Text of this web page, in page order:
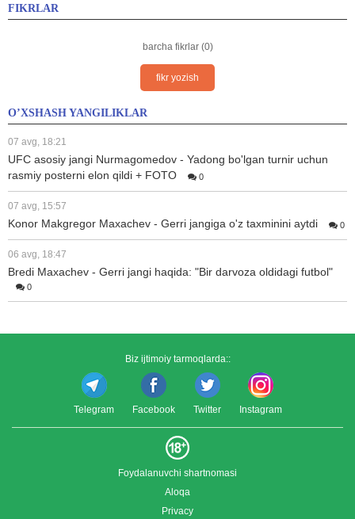
FIKRLAR
barcha fikrlar (0)
fikr yozish
O’XSHASH YANGILIKLAR
07 avg, 18:21
UFC asosiy jangi Nurmagomedov - Yadong bo'lgan turnir uchun
rasmiy posterni elon qildi + FOTO
0
07 avg, 15:57
Konor Makgregor Maxachev - Gerri jangiga o'z taxminini aytdi 0
06 avg, 18:47
Bredi Maxachev - Gerri jangi haqida: "Bir darvoza oldidagi futbol"
0
Biz ijtimoiy tarmoqlarda::
Telegram Facebook Twitter Instagram
Foydalanuvchi shartnomasi
Aloqa
Privacy